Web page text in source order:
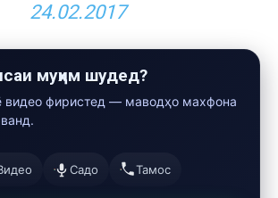
24.02.2017
муҳим шудед?
видео фиристед — маводҳо махфона
Садо Тамос